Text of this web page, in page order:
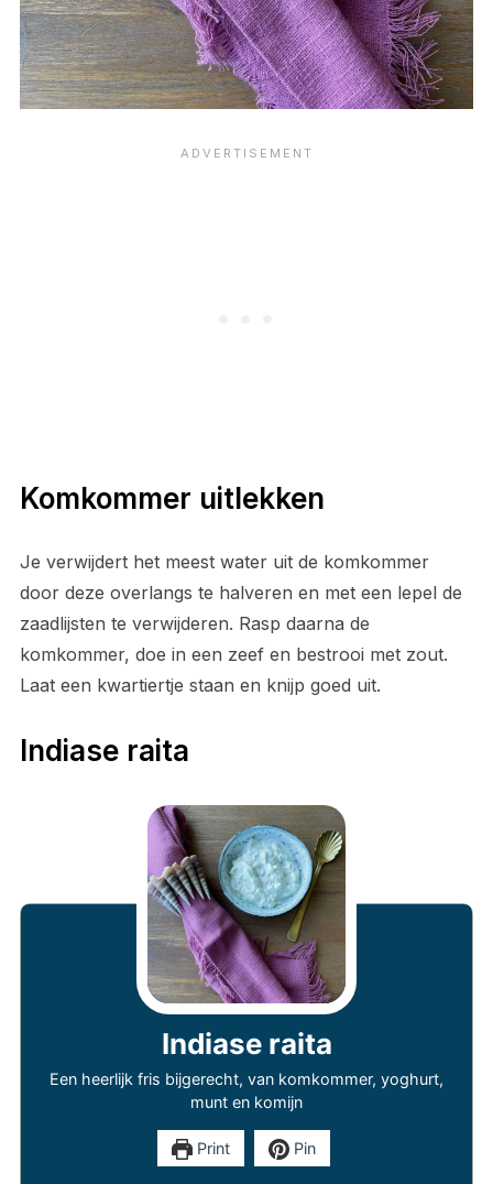
Komkommer uitlekken
Je verwijdert het meest water uit de komkommer
door deze overlangs te halveren en met een lepel de
zaadlijsten te verwijderen. Rasp daarna de
komkommer, doe in een zeef en bestrooi met zout.
Laat een kwartiertje staan en knijp goed uit.
Indiase raita
Indiase raita
Een heerlijk fris bijgerecht, van komkommer, yoghurt,
munt en komijn
Print Pin